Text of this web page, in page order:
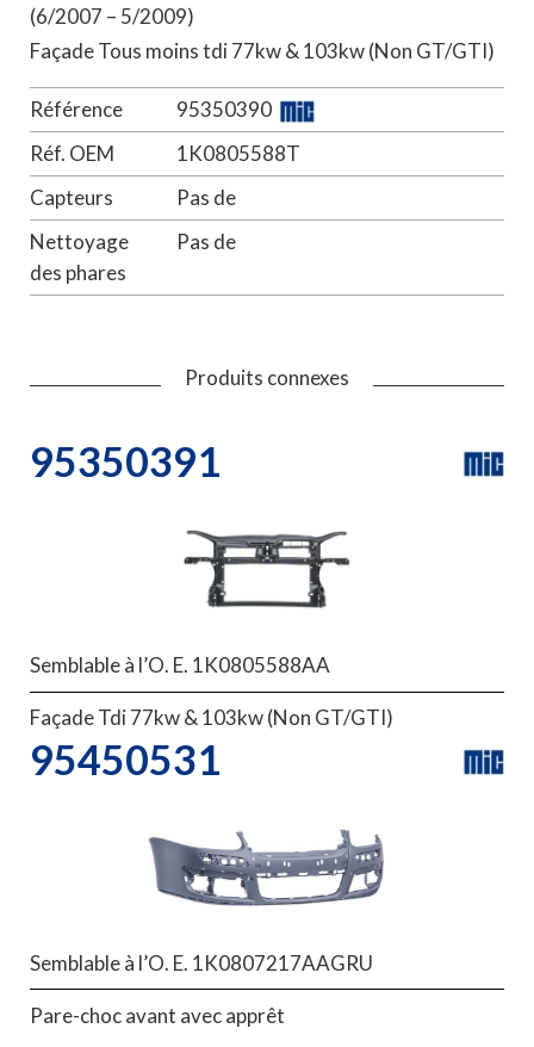
(6/2007 – 5/2009)
Façade Tous moins tdi 77kw & 103kw (Non GT/GTI)
Référence
95350390
Réf. OEM
1K0805588T
Capteurs
Pas de
Nettoyage
des phares
Pas de
Produits connexes
95350391
Semblable à l’O. E. 1K0805588AA
Façade Tdi 77kw & 103kw (Non GT/GTI)
95450531
Semblable à l’O. E. 1K0807217AAGRU
Pare-choc avant avec apprêt